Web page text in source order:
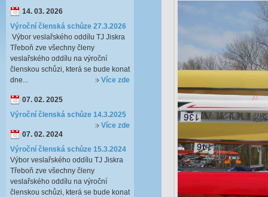
14. 03. 2026
Výroční členská schůze 27.3.2026
Výbor veslařského oddílu TJ Jiskra
Třeboň zve všechny členy
veslařského oddílu na výroční
členskou schůzi, která se bude konat
dne...
Více zde
07. 02. 2025
Výroční členská schůze 14.3.2025
Více zde
07. 02. 2024
Výroční členská schůze 15.3.2024
Výbor veslařského oddílu TJ Jiskra
Třeboň zve všechny členy
veslařského oddílu na výroční
členskou schůzi, která se bude konat